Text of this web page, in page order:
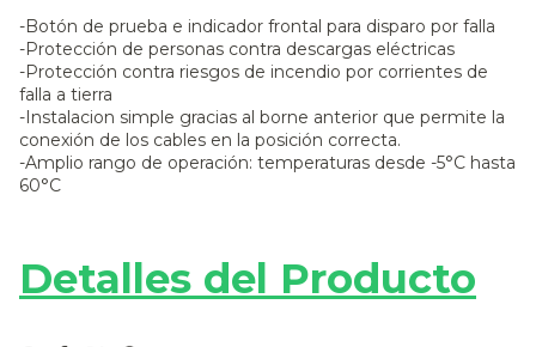
-Botón de prueba e indicador frontal para disparo por falla
-Protección de personas contra descargas eléctricas
-Protección contra riesgos de incendio por corrientes de
falla a tierra
-Instalacion simple gracias al borne anterior que permite la
conexión de los cables en la posición correcta.
-Amplio rango de operación: temperaturas desde -5°C hasta
60°C
Detalles del Producto